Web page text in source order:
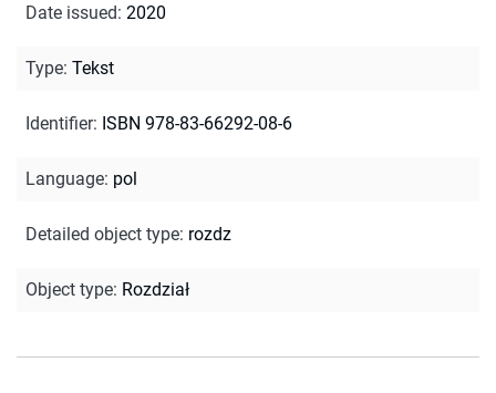
Date issued: 2020
Type: Tekst
Identifier: ISBN 978-83-66292-08-6
Language: pol
Detailed object type: rozdz
Object type: Rozdział